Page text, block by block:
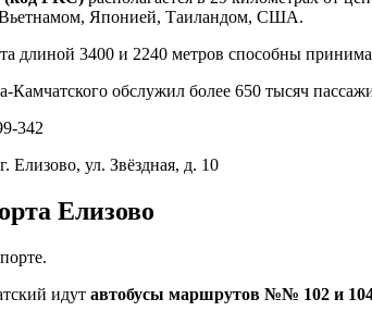
Вьетнамом, Японией, Таиландом, США.
длиной 3400 и 2240 метров способны
Камчатского обслужил более 650 тысяч
342
Елизово, ул. Звёздная, д. 10
Елизово
идут автобусы маршрутов №№ 102 и